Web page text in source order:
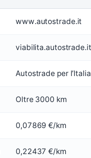
www.autostrade.it
viabilita.autostrade.it
Autostrade per l’Italia
Oltre 3000 km
0,07869 €/km
0,22437 €/km